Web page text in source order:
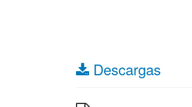
Descargas